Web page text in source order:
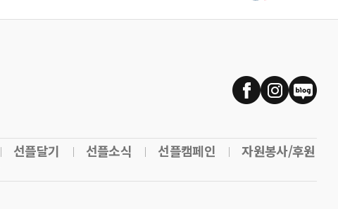
선플달기 선플소식 선플캠페인
자원봉사/후원